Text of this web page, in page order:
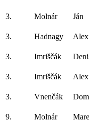
3. Molnár Ján
3. Hadnagy Alex
3. Imriščák
3. Imriščák Alex
3. Vnenčák
9. Molnár